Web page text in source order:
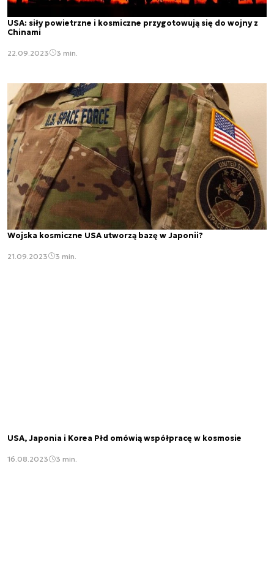
USA: siły powietrzne i kosmiczne przygotowują się do wojny z
Chinami
22.09.2023 3 min.
Wojska kosmiczne USA utworzą bazę w Japonii?
21.09.2023 3 min.
USA, Japonia i Korea Płd omówią współpracę w kosmosie
16.08.2023 3 min.